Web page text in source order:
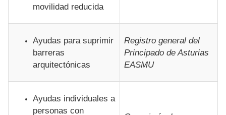
movilidad reducida
Ayudas para suprimir
barreras
arquitectónicas
Registro general del
Principado de Asturias
EASMU
Ayudas individuales a
personas con